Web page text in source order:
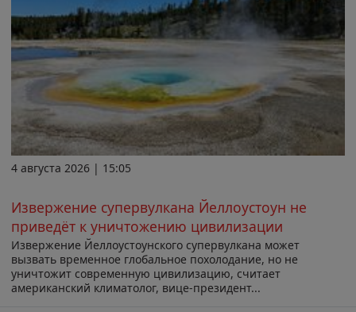
4 августа 2026 | 15:05
Извержение супервулкана Йеллоустоун не
приведёт к уничтожению цивилизации
Извержение Йеллоустоунского супервулкана может
вызвать временное глобальное похолодание, но не
уничтожит современную цивилизацию, считает
американский климатолог, вице-президент...